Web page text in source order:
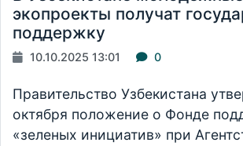
экопроекты получат
поддержку
10.10.2025 13:01 0
Правительство Узбекистана
октября положение о Фонде
«зеленых инициатив» при